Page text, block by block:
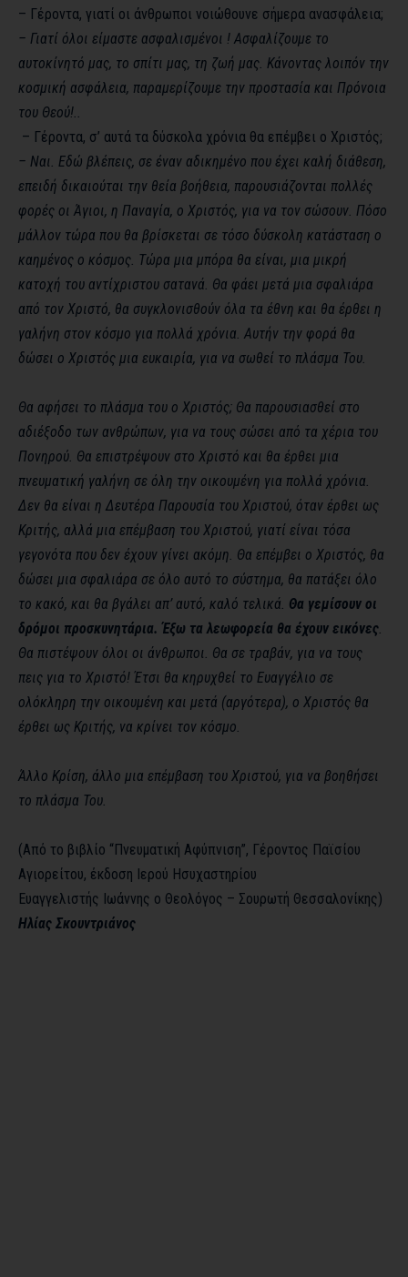
– Γέροντα, γιατί οι άνθρωποι νοιώθουνε σήμερα ανασφάλεια;
– Γιατί όλοι είμαστε ασφαλισμένοι ! Ασφαλίζουμε το
αυτοκίνητό μας, το σπίτι μας, τη ζωή μας. Κάνοντας λοιπόν την
κοσμική ασφάλεια, παραμερίζουμε την προστασία και Πρόνοια
του Θεού!..
– Γέροντα, σ’ αυτά τα δύσκολα χρόνια θα επέμβει ο Χριστός;
– Ναι. Εδώ βλέπεις, σε έναν αδικημένο που έχει καλή διάθεση,
επειδή δικαιούται την θεία βοήθεια, παρουσιάζονται πολλές
φορές οι Άγιοι, η Παναγία, ο Χριστός, για να τον σώσουν. Πόσο
μάλλον τώρα που θα βρίσκεται σε τόσο δύσκολη κατάσταση ο
καημένος ο κόσμος. Τώρα μια μπόρα θα είναι, μια μικρή
κατοχή του αντίχριστου σατανά. Θα φάει μετά μια σφαλιάρα
από τον Χριστό, θα συγκλονισθούν όλα τα έθνη και θα έρθει η
γαλήνη στον κόσμο για πολλά χρόνια. Αυτήν την φορά θα
δώσει ο Χριστός μια ευκαιρία, για να σωθεί το πλάσμα Του.
Θα αφήσει το πλάσμα του ο Χριστός; Θα παρουσιασθεί στο
αδιέξοδο των ανθρώπων, για να τους σώσει από τα χέρια του
Πονηρού. Θα επιστρέψουν στο Χριστό και θα έρθει μια
πνευματική γαλήνη σε όλη την οικουμένη για πολλά χρόνια.
Δεν θα είναι η Δευτέρα Παρουσία του Χριστού, όταν έρθει ως
Κριτής, αλλά μια επέμβαση του Χριστού, γιατί είναι τόσα
γεγονότα που δεν έχουν γίνει ακόμη. Θα επέμβει ο Χριστός, θα
δώσει μια σφαλιάρα σε όλο αυτό το σύστημα, θα πατάξει όλο
το κακό, και θα βγάλει απ’ αυτό, καλό τελικά. Θα γεμίσουν οι
δρόμοι προσκυνητάρια. Έξω τα λεωφορεία θα έχουν εικόνες.
Θα πιστέψουν όλοι οι άνθρωποι. Θα σε τραβάν, για να τους
πεις για το Χριστό! Έτσι θα κηρυχθεί το Ευαγγέλιο σε
ολόκληρη την οικουμένη και μετά (αργότερα), ο Χριστός θα
έρθει ως Κριτής, να κρίνει τον κόσμο.
Άλλο Κρίση, άλλο μια επέμβαση του Χριστού, για να βοηθήσει
το πλάσμα Του.
(Από το βιβλίο “Πνευματική Αφύπνιση”, Γέροντος Παϊσίου
Αγιορείτου, έκδοση Ιερού Ησυχαστηρίου
Ευαγγελιστής Ιωάννης ο Θεολόγος – Σουρωτή Θεσσαλονίκης)
Ηλίας Σκουντριάνος